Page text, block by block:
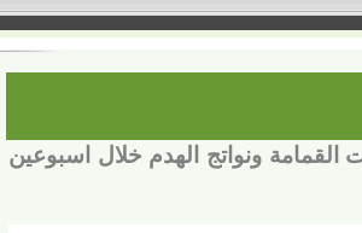
طن من تراكمات القمامة ونواتج الهدم خلال اسبوعين